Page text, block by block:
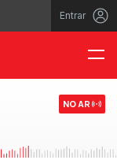
Entrar
NO AR